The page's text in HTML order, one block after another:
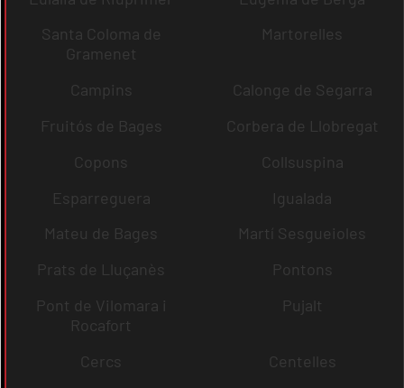
Santa Coloma de
Gramenet
Martorelles
Campins
Calonge de Segarra
Fruitós de Bages
Corbera de Llobregat
Copons
Collsuspina
Esparreguera
Igualada
Mateu de Bages
Martí Sesgueioles
Prats de Lluçanès
Pontons
Pont de Vilomara i
Rocafort
Pujalt
Cercs
Centelles